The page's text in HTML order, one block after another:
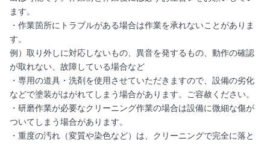
ます。
・作業箇所にトラブルがある場合は作業を承れないことがありま
す。
例）取り外しに対応しないもの、異音を発するもの、動作の確認
が取れない、故障している場合など
・専用の道具・洗剤を使用させていただきますので、設備の劣化
などで塗装がはがれてしまう場合があります。ご容赦ください。
・研磨作業が必要なクリーニング作業の場合は設備に微細な傷が
ついてしまう場合があります。
・重度の汚れ（変質や染色など）は、クリーニングで完全に落と